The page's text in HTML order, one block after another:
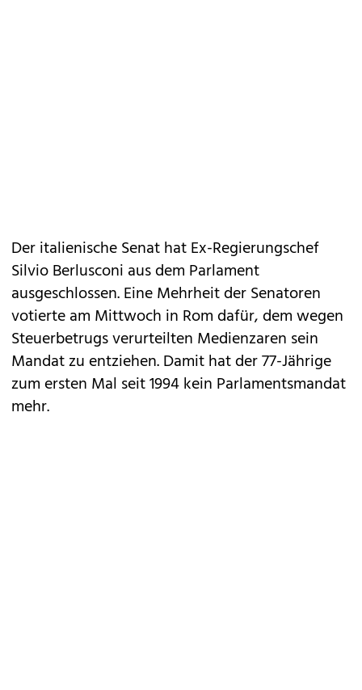
Der italienische Senat hat Ex-Regierungschef
Silvio Berlusconi aus dem Parlament
ausgeschlossen. Eine Mehrheit der Senatoren
votierte am Mittwoch in Rom dafür, dem wegen
Steuerbetrugs verurteilten Medienzaren sein
Mandat zu entziehen. Damit hat der 77-Jährige
zum ersten Mal seit 1994 kein Parlamentsmandat
mehr.